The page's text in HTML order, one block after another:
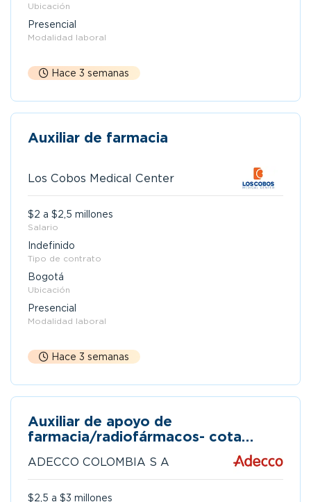
Ubicación
Presencial
Modalidad laboral
Hace 3 semanas
Auxiliar de farmacia
Los Cobos Medical Center
$2 a $2,5 millones
Salario
Indefinido
Tipo de contrato
Bogotá
Ubicación
Presencial
Modalidad laboral
Hace 3 semanas
Auxiliar de apoyo de
farmacia/radiofármacos- cota
ADECCO COLOMBIA S A
$2,5 a $3 millones